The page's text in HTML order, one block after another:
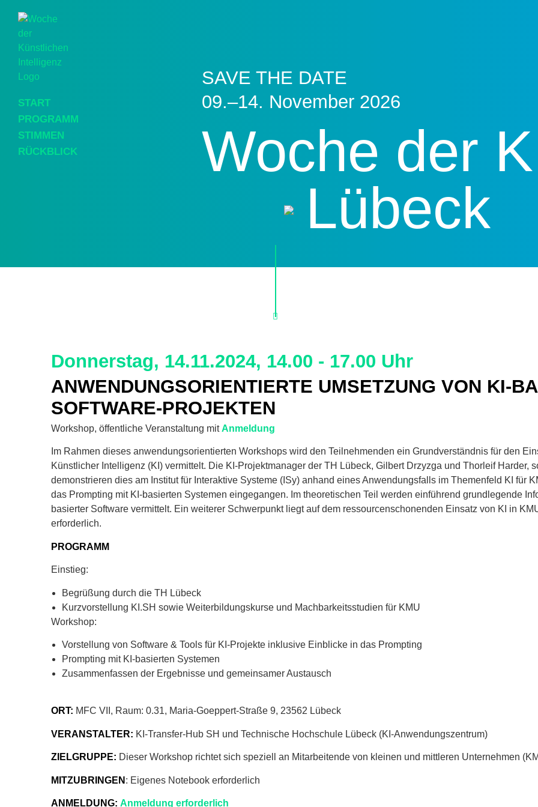
START
PROGRAMM
STIMMEN
RÜCKBLICK
SAVE THE DATE
09.–14. November 2026
Woche der
Lübeck
Donnerstag, 14.11.2024, 14.00 - 17.00 Uhr
ANWENDUNGSORIENTIERTE UMSETZUNG VON KI-
SOFTWARE-PROJEKTEN
Workshop, öffentliche Veranstaltung mitAnmeldung
Im Rahmen dieses anwendungsorientierten Workshops wird den Teilnehmenden ein Grundverständnis für den
Künstlicher Intelligenz (KI) vermittelt. Die KI-Projektmanager der TH Lübeck, Gilbert Drzyzga und Thorleif Harder,
demonstrieren dies am Institut für Interaktive Systeme (ISy) anhand eines Anwendungsfalls im Themenfeld KI für
das Prompting mit KI-basierten Systemen eingegangen. Im theoretischen Teil werden einführend grundlegende
basierter Software vermittelt. Ein weiterer Schwerpunkt liegt auf dem ressourcenschonenden Einsatz von KI in
erforderlich.
PROGRAMM
Einstieg:
Begrüßung durch die TH Lübeck
Kurzvorstellung KI.SH sowie Weiterbildungskurse und Machbarkeitsstudien für KMU
Workshop:
Vorstellung von Software & Tools für KI-Projekte inklusive Einblicke in das Prompting
Prompting mit KI-basierten Systemen
Zusammenfassen der Ergebnisse und gemeinsamer Austausch
ORT: MFC VII, Raum: 0.31, Maria-Goeppert-Straße 9, 23562 Lübeck
VERANSTALTER: KI-Transfer-Hub SH und Technische Hochschule Lübeck (KI-Anwendungszentrum)
ZIELGRUPPE: Dieser Workshop richtet sich speziell an Mitarbeitende von kleinen und mittleren Unternehmen
MITZUBRINGEN : Eigenes Notebook erforderlich
ANMELDUNG: Anmeldung erforderlich